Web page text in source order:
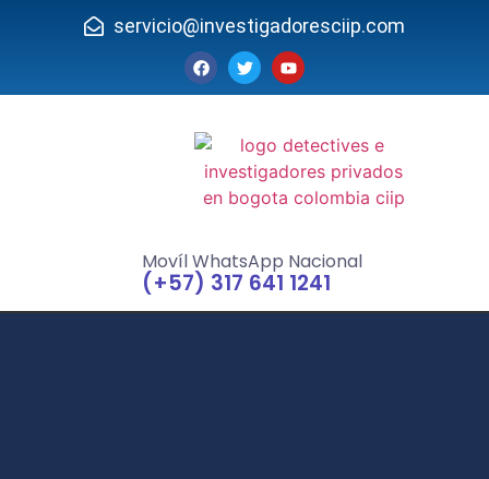
servicio@investigadoresciip.com
Movíl WhatsApp Nacional
(+57) 317 641 1241